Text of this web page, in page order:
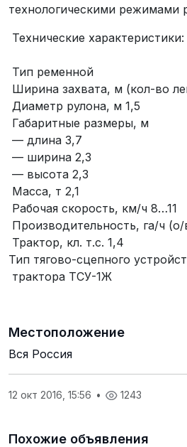
технологическими режимами
Технические характеристики:
Тип ременной
Ширина захвата, м (кол-во
Диаметр рулона, м 1,5
Габаритные размеры, м
— длина 3,7
— ширина 2,3
— высота 2,3
Масса, т 2,1
Рабочая скорость, км/ч 8…11
Производительность, га/ч (о/
Трактор, кл. т.с. 1,4
Тип тягово-сцепного
трактора ТСУ-1Ж
Местоположение
Вся Россия
12 окт 2016, 15:56 • 1243
Похожие объявления